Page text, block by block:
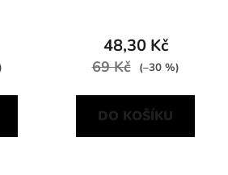
48,30 Kč
69 Kč (–30 %)
DO KOŠÍKU